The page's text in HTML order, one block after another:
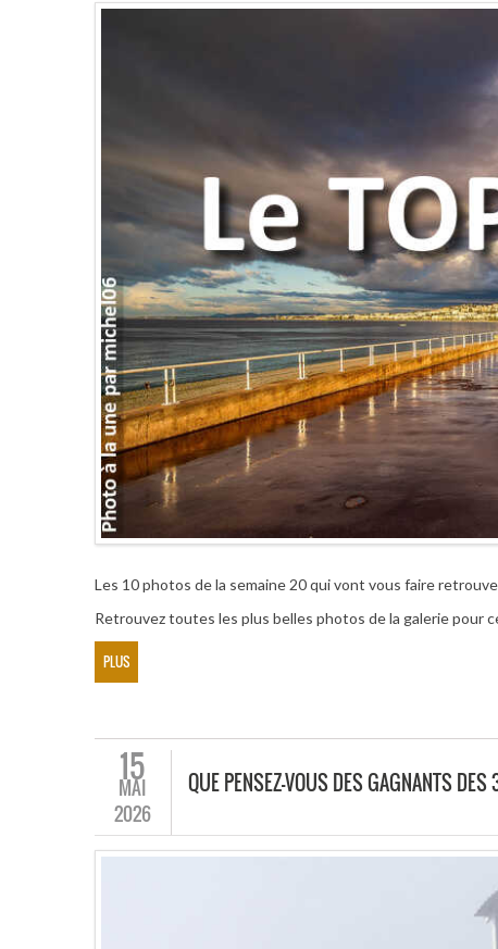
Les 10 photos de la semaine 20 qui vont vous faire
Retrouvez toutes les plus belles photos de la galerie pour
PLUS
15
MAI
2026
QUE PENSEZ-VOUS DES GAGNANTS DES